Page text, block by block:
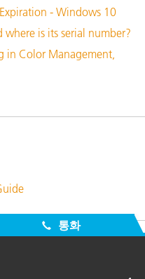
- Windows 10
is its serial number?
in Color Management,
통화